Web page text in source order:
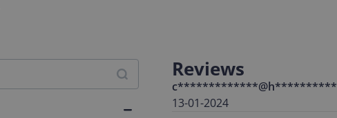
Reviews
c*************@h**********
13-01-2024